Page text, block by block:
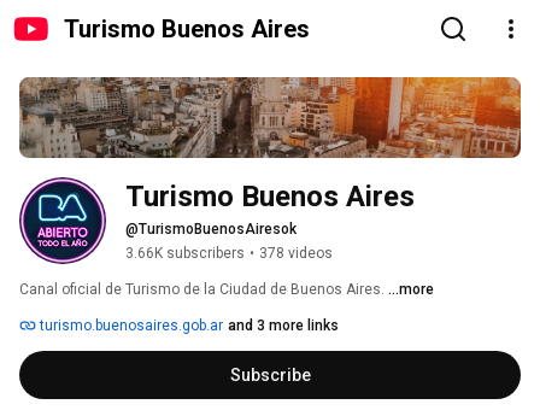
Turismo Buenos Aires
Turismo Buenos Aires
@TurismoBuenosAiresok
3.66K subscribers • 378 videos
Canal oficial de Turismo de la Ciudad de Buenos Aires. ...more
turismo.buenosaires.gob.ar and 3 more links
Subscribe